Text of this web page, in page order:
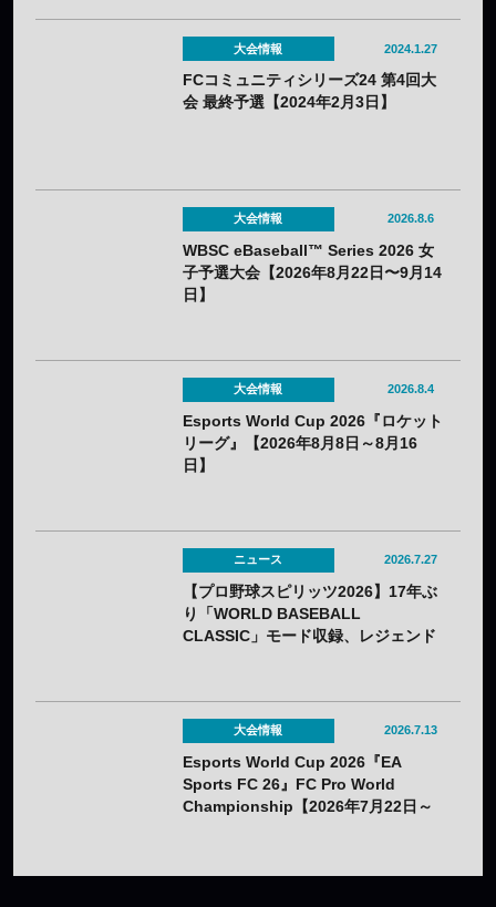
大会情報 2024.1.27
FCコミュニティシリーズ24 第4回大
会 最終予選【2024年2月3日】
大会情報 2026.8.6
WBSC eBaseball™ Series 2026 女
子予選大会【2026年8月22日〜9月14
日】
大会情報 2026.8.4
Esports World Cup 2026『ロケット
リーグ』【2026年8月8日～8月16
日】
ニュース 2026.7.27
【プロ野球スピリッツ2026】17年ぶ
り「WORLD BASEBALL
CLASSIC」モード収録、レジェンド
大会情報 2026.7.13
Esports World Cup 2026『EA
Sports FC 26』FC Pro World
Championship【2026年7月22日～